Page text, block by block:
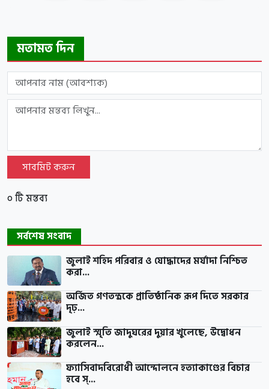
মতামত দিন
সাবমিট করুন
০ টি মন্তব্য
সর্বশেষ সংবাদ
জুলাই শহিদ পরিবার ও যোদ্ধাদের মর্যাদা নিশ্চিত
করা...
অর্জিত গণতন্ত্রকে প্রাতিষ্ঠানিক রূপ দিতে সরকার
দৃঢ়...
জুলাই স্মৃতি জাদুঘরের দুয়ার খুলেছে, উদ্বোধন
করলেন...
ফ্যাসিবাদবিরোধী আন্দোলনে হত্যাকাণ্ডের বিচার
হবে স্...